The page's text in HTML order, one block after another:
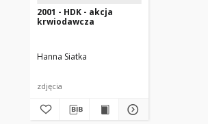
2001 - HDK - akcja
krwiodawcza
Hanna Siatka
zdjęcia